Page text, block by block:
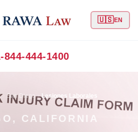
🇺🇸EN
844-444-1400
San Diego Lesiones Laborales
CALIFORNIA